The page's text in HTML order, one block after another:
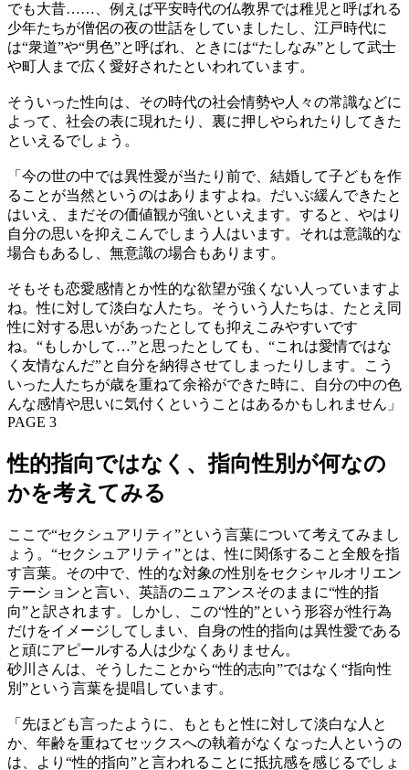
でも大昔……、例えば平安時代の仏教界では稚児と呼ばれる
少年たちが僧侶の夜の世話をしていましたし、江戸時代に
は“衆道”や“男色”と呼ばれ、ときには“たしなみ”として武士
や町人まで広く愛好されたといわれています。
そういった性向は、その時代の社会情勢や人々の常識などに
よって、社会の表に現れたり、裏に押しやられたりしてきた
といえるでしょう。
「今の世の中では異性愛が当たり前で、結婚して子どもを作
ることが当然というのはありますよね。だいぶ緩んできたと
はいえ、まだその価値観が強いといえます。すると、やはり
自分の思いを抑えこんでしまう人はいます。それは意識的な
場合もあるし、無意識の場合もあります。
そもそも恋愛感情とか性的な欲望が強くない人っていますよ
ね。性に対して淡白な人たち。そういう人たちは、たとえ同
性に対する思いがあったとしても抑えこみやすいです
ね。“もしかして…”と思ったとしても、“これは愛情ではな
く友情なんだ”と自分を納得させてしまったりします。こう
いった人たちが歳を重ねて余裕ができた時に、自分の中の色
んな感情や思いに気付くということはあるかもしれません」
PAGE 3
性的指向ではなく、指向性別が何なの
かを考えてみる
ここで“セクシュアリティ”という言葉について考えてみまし
ょう。“セクシュアリティ”とは、性に関係すること全般を指
す言葉。その中で、性的な対象の性別をセクシャルオリエン
テーションと言い、英語のニュアンスそのままに“性的指
向”と訳されます。しかし、この“性的”という形容が性行為
だけをイメージしてしまい、自身の性的指向は異性愛である
と頑にアピールする人は少なくありません。
砂川さんは、そうしたことから“性的志向”ではなく“指向性
別”という言葉を提唱しています。
「先ほども言ったように、もともと性に対して淡白な人と
か、年齢を重ねてセックスへの執着がなくなった人というの
は、より“性的指向”と言われることに抵抗感を感じるでしょ